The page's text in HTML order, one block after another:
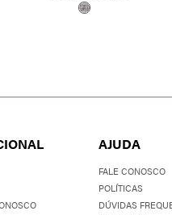
AJUDA
FALE CONOSCO
POLÍTICAS
DÚVIDAS